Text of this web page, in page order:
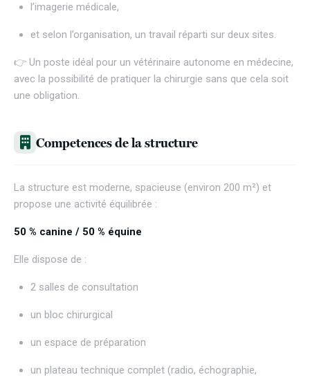
l’imagerie médicale,
et selon l’organisation, un travail réparti sur deux sites.
👉 Un poste idéal pour un vétérinaire autonome en médecine,
avec la possibilité de pratiquer la chirurgie sans que cela soit
une obligation.
Competences de la structure
La structure est moderne, spacieuse (environ 200 m²) et
propose une activité équilibrée :
50 % canine / 50 % équine
Elle dispose de :
2 salles de consultation
un bloc chirurgical
un espace de préparation
un plateau technique complet (radio, échographie,